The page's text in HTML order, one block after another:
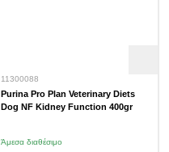
11300088
Purina Pro Plan Veterinary Diets
Dog NF Kidney Function 400gr
Άμεσα διαθέσιμο